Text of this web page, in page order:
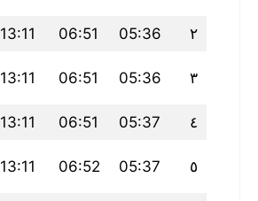
٢ 05:36
06:51
13:11
٣ 05:36
06:51
13:11
٤ 05:37
06:51
13:11
٥ 05:37
06:52
13:11